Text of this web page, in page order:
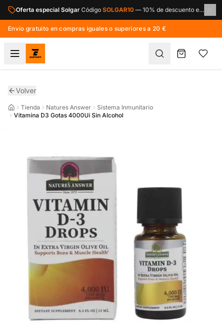
Saltar al contenido principal
Oferta especial Solgar Código SOLGAR10 — 10% de descuento en toda la marca Solgar.
Envío gratuito en compras iguales o superiores a 20 €
Volver
Tienda Natures Answer
Sistema Inmunitario
Vitamina D3 Gotas 4000Ui Sin Alcohol